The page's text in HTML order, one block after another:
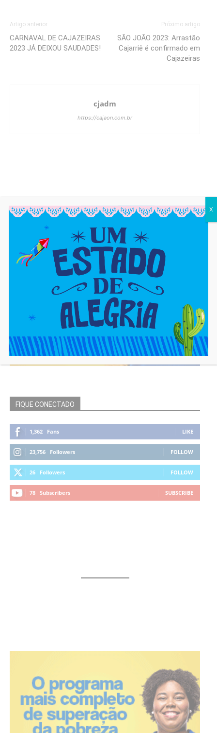
Artigo anterior
CARNAVAL DE CAJAZEIRAS
2023 JÁ DEIXOU SAUDADES!
Próximo artigo
SÃO JOÃO 2023: Arrastão
Cajarriê é confirmado em
Cajazeiras
cjadm
https://cajaon.com.br
FIQUE CONECTADO
1,362 Fans LIKE
23,756 Followers FOLLOW
26 Followers FOLLOW
78 Subscribers SUBSCRIBE
X